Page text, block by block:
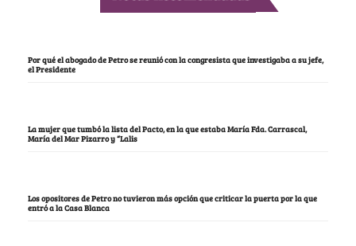
Por qué el abogado de Petro se reunió con la congresista que investigaba a su jefe,
el Presidente
La mujer que tumbó la lista del Pacto, en la que estaba María Fda. Carrascal,
María del Mar Pizarro y “Lalis
Los opositores de Petro no tuvieron más opción que criticar la puerta por la que
entró a la Casa Blanca